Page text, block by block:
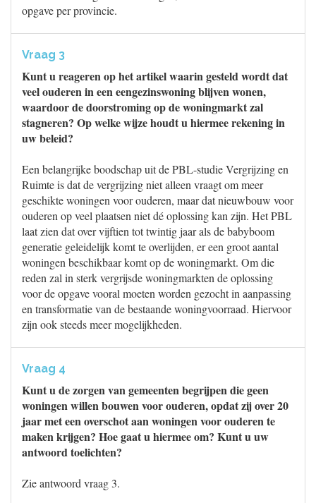
opgave per provincie.
Vraag 3
Kunt u reageren op het artikel waarin gesteld wordt dat
veel ouderen in een eengezinswoning blijven wonen,
waardoor de doorstroming op de woningmarkt zal
stagneren? Op welke wijze houdt u hiermee rekening in
uw beleid?
Een belangrijke boodschap uit de PBL-studie Vergrijzing en
Ruimte is dat de vergrijzing niet alleen vraagt om meer
geschikte woningen voor ouderen, maar dat nieuwbouw voor
ouderen op veel plaatsen niet dé oplossing kan zijn. Het PBL
laat zien dat over vijftien tot twintig jaar als de babyboom
generatie geleidelijk komt te overlijden, er een groot aantal
woningen beschikbaar komt op de woningmarkt. Om die
reden zal in sterk vergrijsde woningmarkten de oplossing
voor de opgave vooral moeten worden gezocht in aanpassing
en transformatie van de bestaande woningvoorraad. Hiervoor
zijn ook steeds meer mogelijkheden.
Vraag 4
Kunt u de zorgen van gemeenten begrijpen die geen
woningen willen bouwen voor ouderen, opdat zij over 20
jaar met een overschot aan woningen voor ouderen te
maken krijgen? Hoe gaat u hiermee om? Kunt u uw
antwoord toelichten?
Zie antwoord vraag 3.